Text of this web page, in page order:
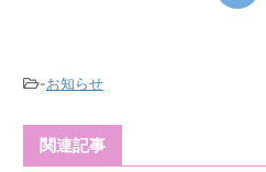
-お知らせ
関連記事